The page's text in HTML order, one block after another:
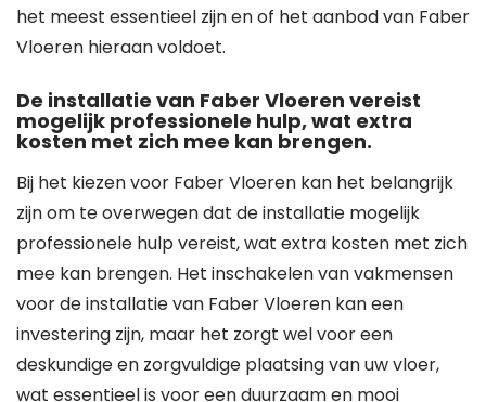
het meest essentieel zijn en of het aanbod van Faber
Vloeren hieraan voldoet.
De installatie van Faber Vloeren vereist
mogelijk professionele hulp, wat extra
kosten met zich mee kan brengen.
Bij het kiezen voor Faber Vloeren kan het belangrijk
zijn om te overwegen dat de installatie mogelijk
professionele hulp vereist, wat extra kosten met zich
mee kan brengen. Het inschakelen van vakmensen
voor de installatie van Faber Vloeren kan een
investering zijn, maar het zorgt wel voor een
deskundige en zorgvuldige plaatsing van uw vloer,
wat essentieel is voor een duurzaam en mooi